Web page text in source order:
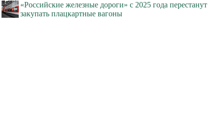
«Российские железные дороги» с 2025 года перестанут
закупать плацкартные вагоны